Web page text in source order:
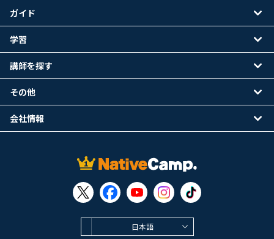
日本語
ガイド
学習
講師を探す
その他
会社情報